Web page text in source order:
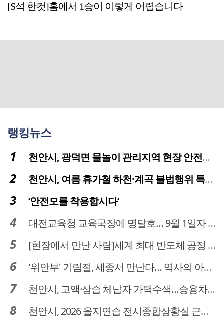
[S석 한컷]홈에서 1승이 이렇게 어렵습니다
랭킹뉴스
천안시, 광덕면 물놀이 관리지역 현장 안전점검 실시
천안시, 여름 휴가철 하천·계곡 불법행위 특별단속
‘안전모를 착용합시다’
대전교육청 교육국장에 명달호… 9월 1일자 181명 인사
[현장에서 만난 사람]세계 최대 반도체 공정 장비 제조 기업 ASML 한종호 매니저
'위안부' 기림절, 세종서 만난다… 역사의 아픔 치유, '평화의 장'
천안시, 고액·상습 체납자 가택수색…승용차 압류·공매 착수
천안시, 2026 을지연습 전시종합상황실 근무자 사전교육